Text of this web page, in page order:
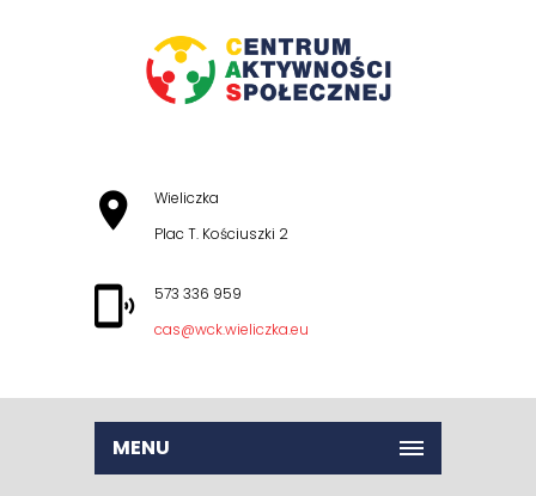
Wieliczka
Plac T. Kościuszki 2
573 336 959
cas@wck.wieliczka.eu
MENU